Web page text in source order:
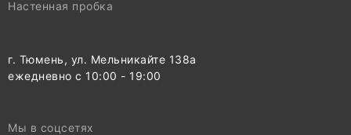
Настенная пробка
г. Тюмень, ул. Мельникайте 138а
ежедневно с 10:00 - 19:00
Мы в соцсетях